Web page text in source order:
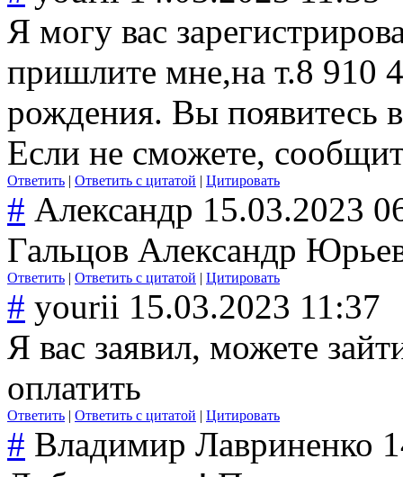
Я могу вас
пришлите мне,на т.8
рождения. Вы появитесь
Если не сможете,
Ответить | Ответить с цитатой | Цитировать
# Александр 15.03.2023
Гальцов Александр
Ответить | Ответить с цитатой | Цитировать
# yourii 15.03.2023 11:37
Я вас заявил, можете
оплатить
Ответить | Ответить с цитатой | Цитировать
# Владимир Лавриненко